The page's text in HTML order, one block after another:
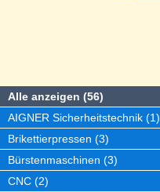
Alle anzeigen (56)
AIGNER Sicherheitstechnik (1)
Brikettierpressen (3)
Bürstenmaschinen (3)
CNC (2)